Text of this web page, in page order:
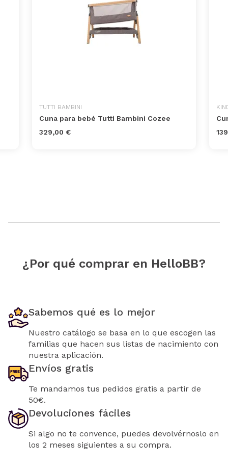
TUTTI BAMBINI
Cuna para bebé Tutti Bambini Cozee
329,00 €
¿Por qué comprar en HelloBB?
Sabemos qué es lo mejor
Nuestro catálogo se basa en lo que escogen las
familias que hacen sus listas de nacimiento con
nuestra aplicación.
Envíos gratis
Te mandamos tus pedidos gratis a partir de
50€.
Devoluciones fáciles
Si algo no te convence, puedes devolvérnoslo en
los 2 meses siguientes a su compra.